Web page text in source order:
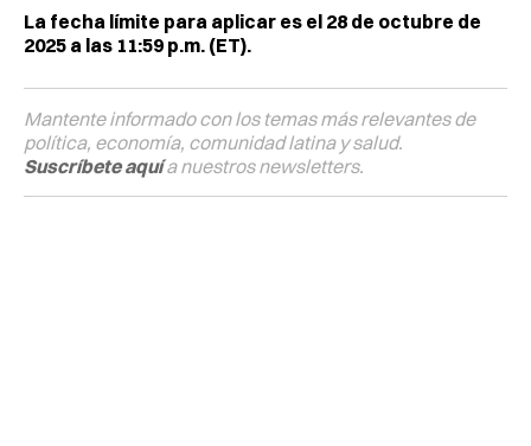
La fecha límite para aplicar es el 28 de octubre de
2025 a las 11:59 p.m. (ET).
Mantente informado con los temas más relevantes de
política, economía, comunidad latina y salud.
Suscríbete aquía nuestros newsletters.